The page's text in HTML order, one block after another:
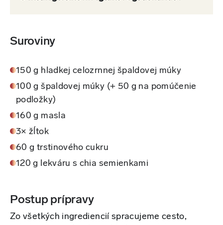
Suroviny
150 g hladkej celozrnnej špaldovej múky
100 g špaldovej múky (+ 50 g na pomúčenie
podložky)
160 g masla
3× žĺtok
60 g trstinového cukru
120 g lekváru s chia semienkami
Postup prípravy
Zo všetkých ingrediencií spracujeme cesto,